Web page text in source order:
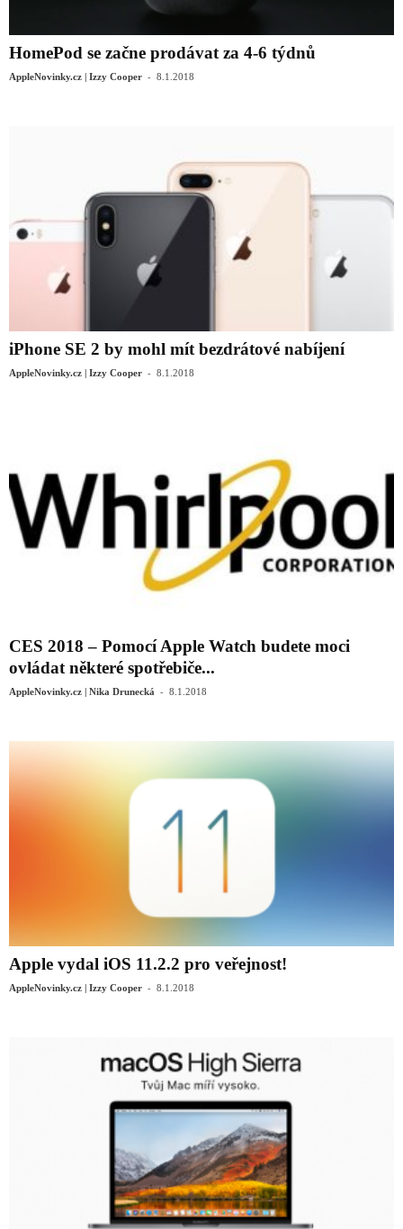
HomePod se začne prodávat za 4-6 týdnů
AppleNovinky.cz | Izzy Cooper - 8.1.2018
iPhone SE 2 by mohl mít bezdrátové nabíjení
AppleNovinky.cz | Izzy Cooper - 8.1.2018
CES 2018 – Pomocí Apple Watch budete moci
ovládat některé spotřebiče...
AppleNovinky.cz | Nika Drunecká - 8.1.2018
Apple vydal iOS 11.2.2 pro veřejnost!
AppleNovinky.cz | Izzy Cooper - 8.1.2018